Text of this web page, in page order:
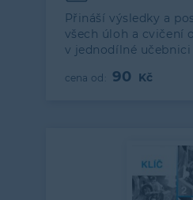
Přináší výsledky a
všech úloh a cvičení
v jednodílné
90